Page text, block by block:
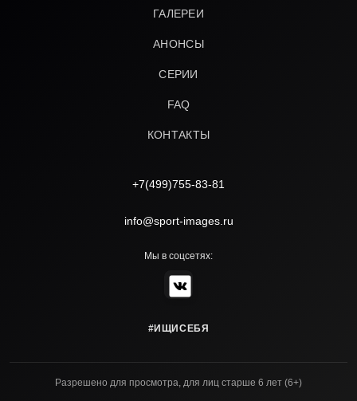
ГАЛЕРЕИ
АНОНСЫ
СЕРИИ
FAQ
КОНТАКТЫ
+7(499)755-83-81
info@sport-images.ru
Мы в соцсетях:
#ИЩИСЕБЯ
Разрешено для просмотра, для лиц старше 6 лет (6+)